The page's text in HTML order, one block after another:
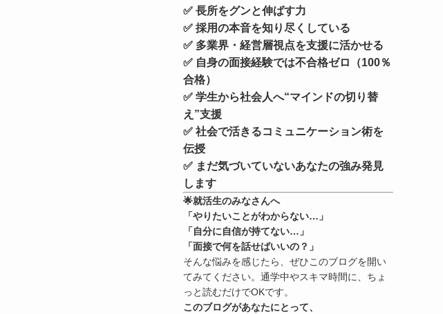
✅ 長所をグンと伸ばす力
✅ 採用の本音を知り尽くしている
✅ 多業界・経営層視点を支援に活かせる
✅ 自身の面接経験では不合格ゼロ
（100％
合格）
✅ 学生から社会人へ“マインドの切り替
え”支援
✅ 社会で活きるコミュニケーション術を
伝授
✅ まだ気づいていないあなたの強み発見
します
🌟就活生のみなさんへ
「やりたいことがわからない…」
「自分に自信が持てない…」
「面接で何を話せばいいの？」
そんな悩みを感じたら、ぜひこのブログを開い
てみてください。通学中やスキマ時間に、ちょ
っと読むだけでOKです。
このブログがあなたにとって、